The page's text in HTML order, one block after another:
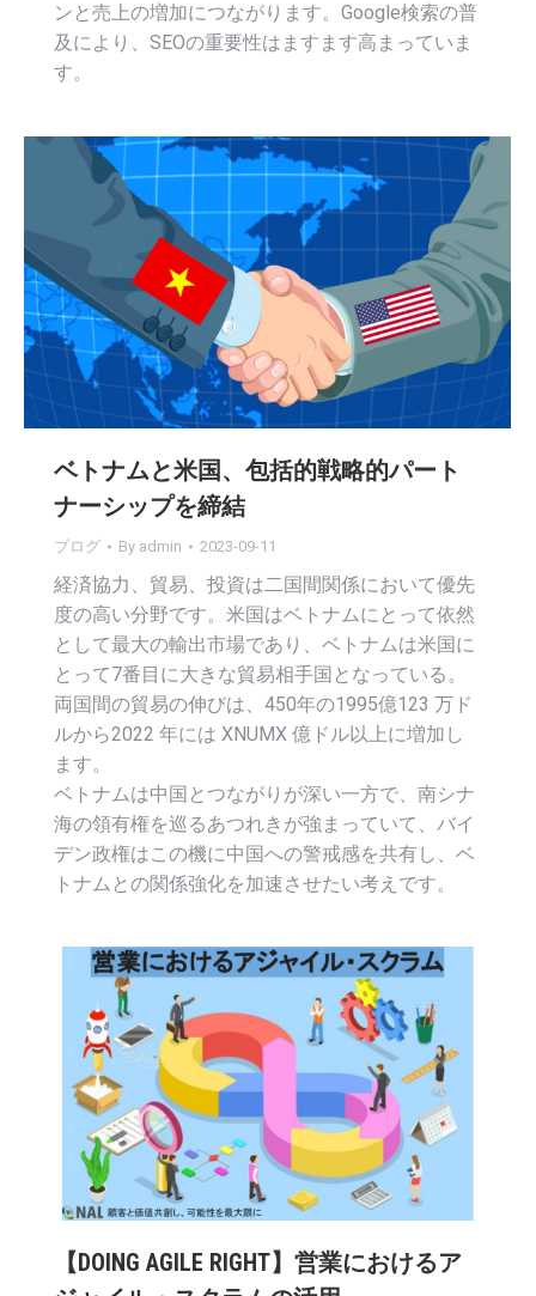
ンと売上の増加につながります。Google検索の普
及により、SEOの重要性はますます高まっていま
す。
ベトナムと米国、包括的戦略的パート
ナーシップを締結
ブログ By admin 2023-09-11
経済協力、貿易、投資は二国間関係において優先
度の高い分野です。米国はベトナムにとって依然
として最大の輸出市場であり、ベトナムは米国に
とって7番目に大きな貿易相手国となっている。
両国間の貿易の伸びは、450年の1995億123 万ド
ルから2022 年には XNUMX 億ドル以上に増加し
ます。
ベトナムは中国とつながりが深い一方で、南シナ
海の領有権を巡るあつれきが強まっていて、バイ
デン政権はこの機に中国への警戒感を共有し、ベ
トナムとの関係強化を加速させたい考えです。
【DOING AGILE RIGHT】営業におけるア